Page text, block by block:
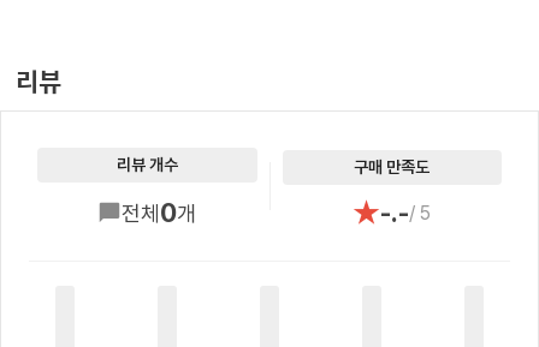
리뷰
리뷰 개수
전체0개
구매 만족도
★-.-/ 5